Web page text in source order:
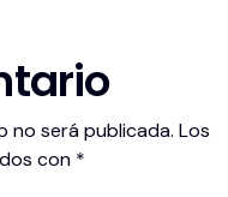
no será publicada. Los
con *